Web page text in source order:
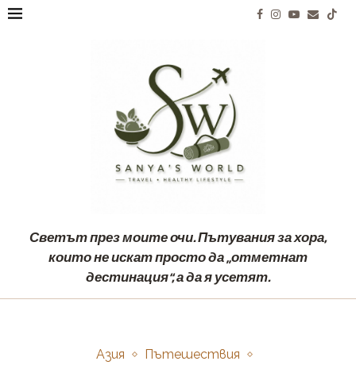
Светът през моите очи. Пътувания за хора,
които не искат просто да „отметнат
дестинация“, а да я усетят.
Азия
Пътешествия